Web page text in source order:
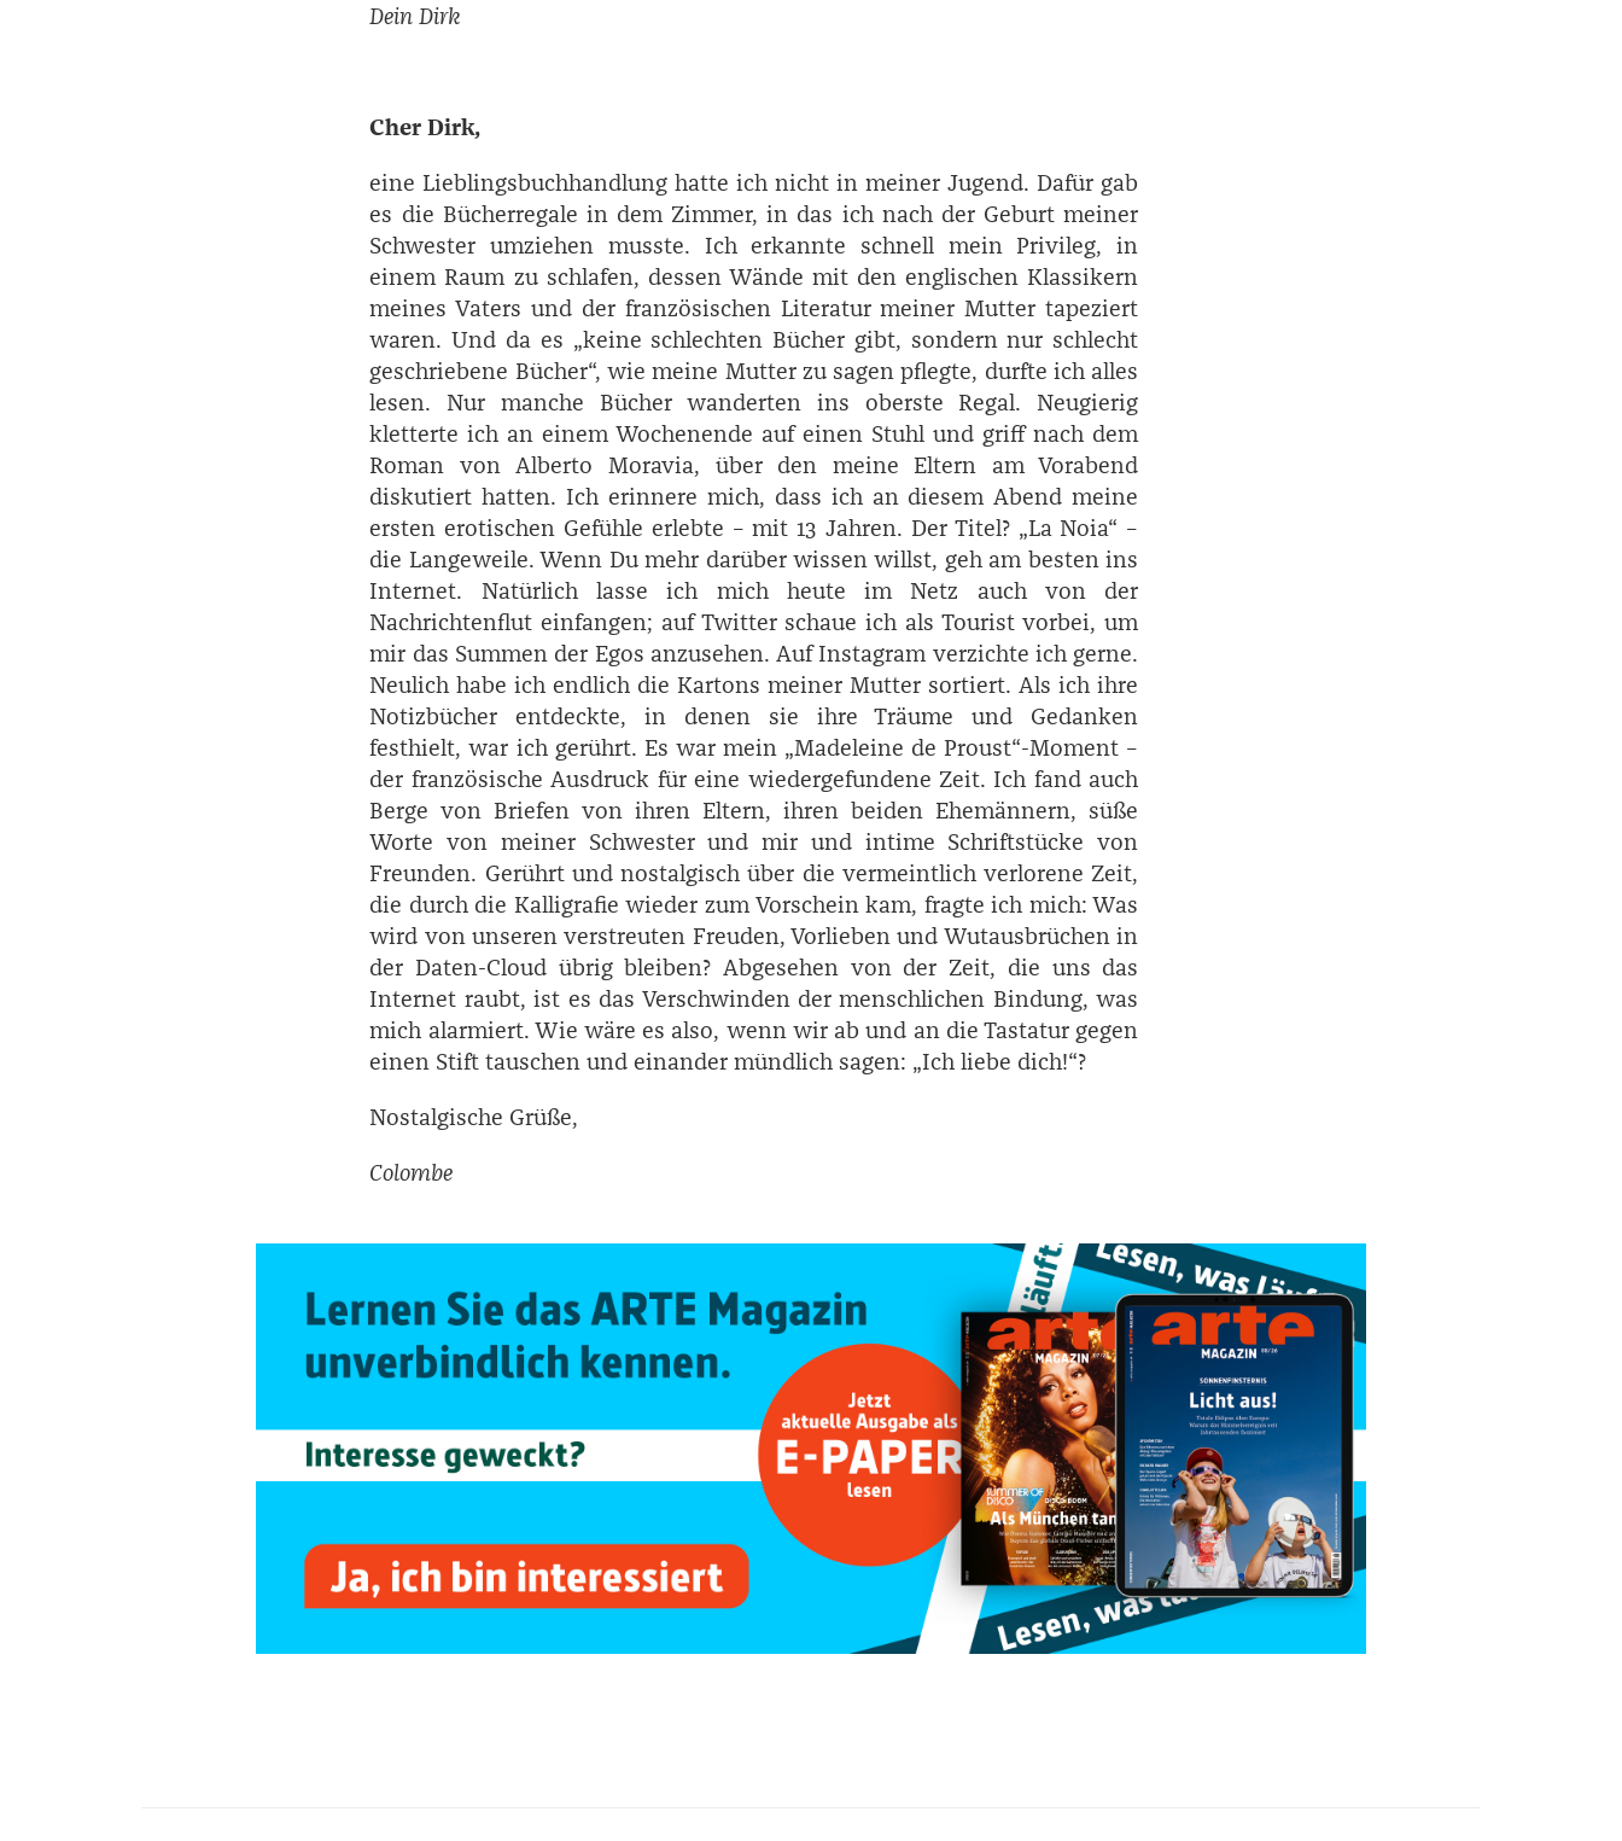
Dein Dirk
Cher Dirk,
eine Lieblingsbuchhandlung hatte ich nicht in meiner Jugend. Dafür gab
es die Bücherregale in dem Zimmer, in das ich nach der Geburt meiner
Schwester umziehen musste. Ich erkannte schnell mein Privileg, in
einem Raum zu schlafen, dessen Wände mit den englischen Klassikern
meines Vaters und der französischen Literatur meiner Mutter tapeziert
waren. Und da es „keine schlechten Bücher gibt, sondern nur schlecht
geschriebene Bücher“, wie meine Mutter zu sagen pflegte, durfte ich alles
lesen. Nur manche Bücher wanderten ins oberste Regal. Neugierig
kletterte ich an einem Wochenende auf einen Stuhl und griff nach dem
Roman von ­Alberto ­Moravia, über den meine Eltern am Vorabend
diskutiert hatten. Ich erinnere mich, dass ich an diesem Abend meine
ersten erotischen Gefühle erlebte – mit 13 Jahren. Der Titel? „La Noia“ –
die Langeweile. Wenn Du mehr darüber wissen willst, geh am besten ins
Internet. Natürlich lasse ich mich heute im Netz auch von der
Nachrichtenflut einfangen; auf Twitter schaue ich als Tourist vorbei, um
mir das Summen der Egos anzusehen. Auf Instagram verzichte ich gerne.
Neulich habe ich endlich die Kartons meiner Mutter sortiert. Als ich ihre
Notizbücher entdeckte, in denen sie ihre Träume und Gedanken
festhielt, war ich gerührt. Es war mein „Madeleine de Proust“-­Moment –
der französische Ausdruck für eine wiedergefundene Zeit. Ich fand auch
Berge von Briefen von ihren Eltern, ihren beiden Ehemännern, süße
Worte von meiner Schwester und mir und intime Schriftstücke von
Freunden. Gerührt und nostalgisch über die vermeintlich verlorene Zeit,
die durch die Kalligrafie wieder zum Vorschein kam, fragte ich mich: Was
wird von unseren verstreuten Freuden, Vorlieben und Wutausbrüchen in
der Daten-Cloud übrig bleiben? Abgesehen von der Zeit, die uns das
Internet raubt, ist es das Verschwinden der menschlichen Bindung, was
mich alarmiert. Wie wäre es also, wenn wir ab und an die Tastatur gegen
einen Stift tauschen und einander mündlich sagen: „Ich liebe dich!“?
Nostalgische Grüße,
Colombe